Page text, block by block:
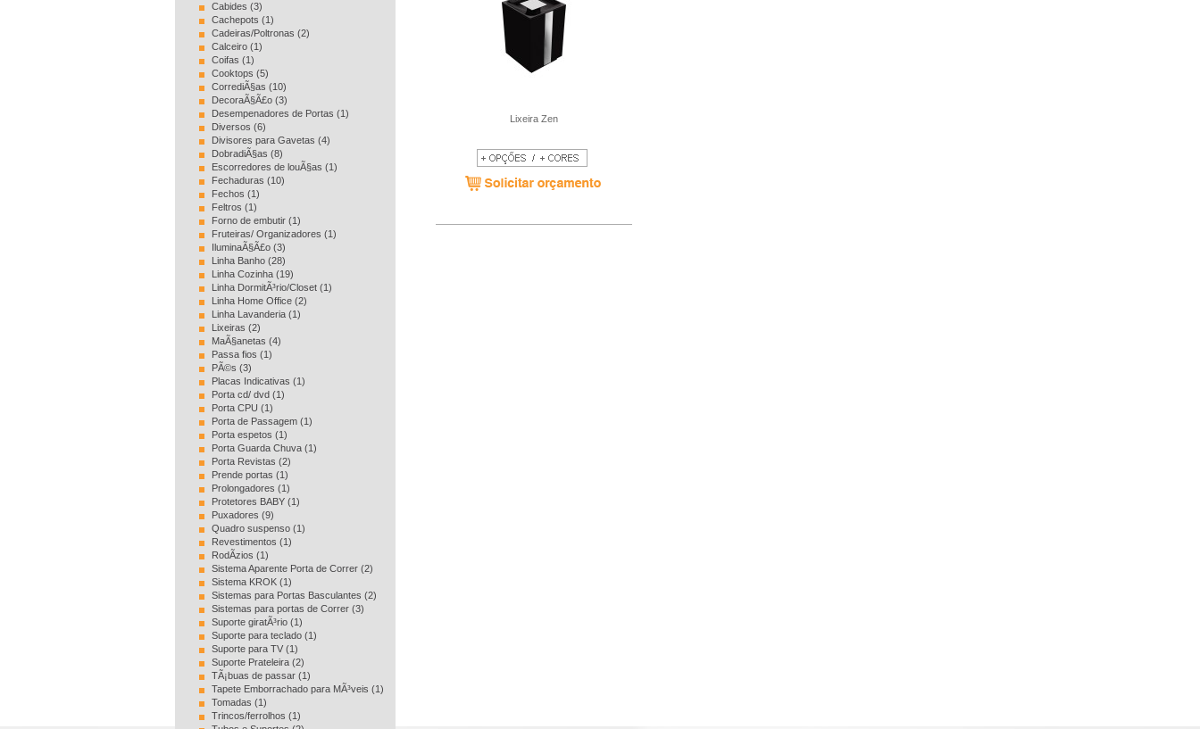
Cabides (3)
Cachepots (1)
Cadeiras/Poltronas (2)
Calceiro (1)
Coifas (1)
Cooktops (5)
CorrediÃ§as (10)
DecoraÃ§Ã£o (3)
Desempenadores de Portas (1)
Diversos (6)
Divisores para Gavetas (4)
DobradiÃ§as (8)
Escorredores de louÃ§as (1)
Fechaduras (10)
Fechos (1)
Feltros (1)
Forno de embutir (1)
Fruteiras/ Organizadores (1)
IluminaÃ§Ã£o (3)
Linha Banho (28)
Linha Cozinha (19)
Linha DormitÃ³rio/Closet (1)
Linha Home Office (2)
Linha Lavanderia (1)
Lixeiras (2)
MaÃ§anetas (4)
Passa fios (1)
PÃ©s (3)
Placas Indicativas (1)
Porta cd/ dvd (1)
Porta CPU (1)
Porta de Passagem (1)
Porta espetos (1)
Porta Guarda Chuva (1)
Porta Revistas (2)
Prende portas (1)
Prolongadores (1)
Protetores BABY (1)
Puxadores (9)
Quadro suspenso (1)
Revestimentos (1)
RodÃ­zios (1)
Sistema Aparente Porta de Correr (2)
Sistema KROK (1)
Sistemas para Portas Basculantes (2)
Sistemas para portas de Correr (3)
Suporte giratÃ³rio (1)
Suporte para teclado (1)
Suporte para TV (1)
Suporte Prateleira (2)
TÃ¡buas de passar (1)
Tapete Emborrachado para MÃ³veis (1)
Tomadas (1)
Trincos/ferrolhos (1)
Lixeira Zen